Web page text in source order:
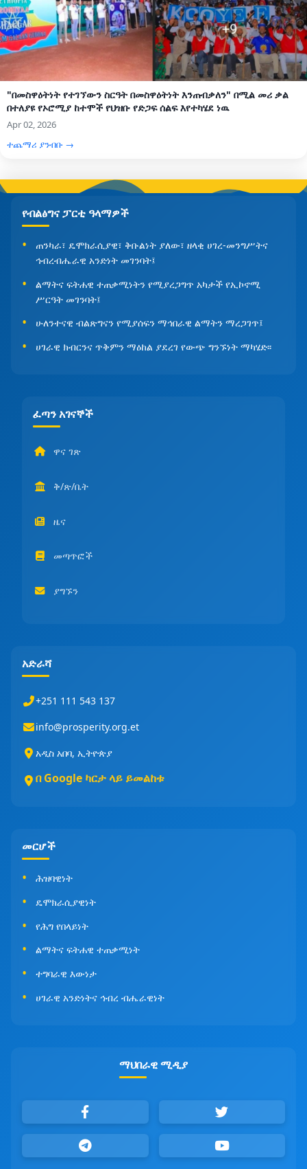
"በመስዋዕትነት የተገኘውን ስርዓት በመስዋዕትነት እንጠብቃለን" በሚል መሪ ቃል
በተለያዩ የኦሮሚያ ከተሞች የህዝቡ የድጋፍ ሰልፍ እየተካሄደ ነዉ
Apr 02, 2026
ተጨማሪ ያንብቡ →
የብልፅግና ፓርቲ ዓላማዎች
ጠንካራ፣ ዴሞክራሲያዊ፣ ቅቡልነት ያለው፣ ዘላቂ ሀገረ-መንግሥትና
ኅብረብሔራዊ አንድነት መገንባት፤
ልማትና ፍትሐዊ ተጠቃሚነትን የሚያረጋግጥ አካታች የኢኮኖሚ
ሥርዓት መገንባት፤
ሁለንተናዊ ብልጽግናን የሚያሰፍን ማኅበራዊ ልማትን ማረጋገጥ፤
ሀገራዊ ክብርንና ጥቅምን ማዕከል ያደረገ የውጭ ግንኙነት ማካሄድ፡፡
ፈጣን አገናኞች
ዋና ገጽ
ቅ/ጽ/ቤት
ዜና
መጣጥፎች
ያግኙን
አድራሻ
+251 111 543 137
info@prosperity.org.et
አዲስ አበባ, ኢትዮጵያ
በ Google ካርታ ላይ ይመልከቱ
መርሆች
ሕዝባዊነት
ዴሞክራሲያዊነት
የሕግ የበላይነት
ልማትና ፍትሐዊ ተጠቃሚነት
ተግባራዊ እውነታ
ሀገራዊ አንድነትና ኅብረ ብሔራዊነት
ማህበራዊ ሚዲያ